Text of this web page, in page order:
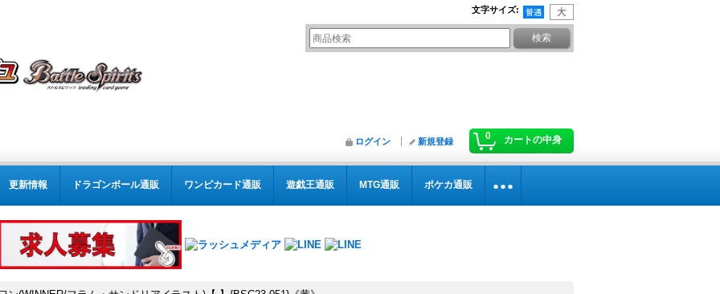
文字サイズ:
0 カートの中身
ログイン 新規登録
更新情報 ドラゴンボール通販 ワンピカード通販 遊戯王通販 MTG通販 ポケカ通販